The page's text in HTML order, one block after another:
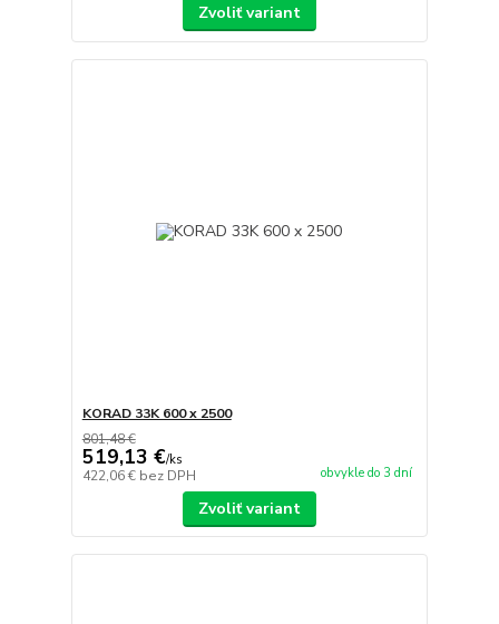
Zvoliť variant
KORAD 33K 600 x 2500
801,48 €
519,13 €/ks
422,06 € bez DPH obvykle do 3 dní
Zvoliť variant